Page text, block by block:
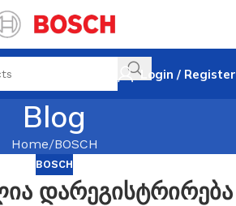
Login / Register
Blog
Home BOSCH
BOSCH
დარეგისტრირება